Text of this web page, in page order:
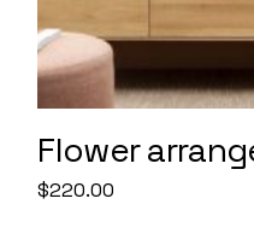
Flower
$220.00